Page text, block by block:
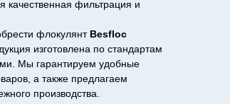
качественная фильтрация и
флокулянт Besfloc
изготовлена по стандартам
Мы гарантируем удобные
а также предлагаем
производства.